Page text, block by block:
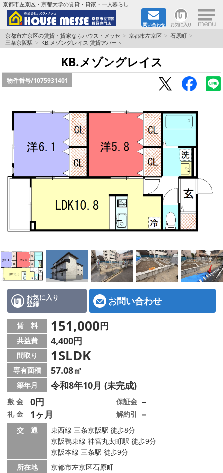
京都市左京区・京都大学の賃貸・貸家・一人暮らし
問い合わせ お気に入り ×
TOPページ
地域から検索
書類DL & 入居者さまへ
家族で住むならマンション？賃家？
一人暮らしの物件特集
ペット相談OKの賃貸！
特選物件
ハウスメーカー施工特集！
路線·駅から探す
IT重説について
スタッフ紹介
賃貸管理の北白川店
店舗情報·アクセス
会社概要
メールでお問い合わせ
京都市左京区の賃貸・貸家ならハウス・メッセ 京都市左京区
石原町
三条京阪駅
KB.メゾングレイス 賃貸アパート
KB.メゾングレイス
物件番号/1075931401
お気に入り
登録 お問い合わせ
賃 料 151,000円
共益費 4,400円
間取り 1SLDK
専有面積 57.08㎡
築年月 令和8年10月 (未完成)
敷 金 0円
礼 金 1ヶ月
保証金 －
解約引 －
交 通
東西線 三条京阪駅 徒歩8分
京阪鴨東線 神宮丸太町駅 徒歩9分
京阪本線 三条駅 徒歩9分
所在地
京都市左京区石原町